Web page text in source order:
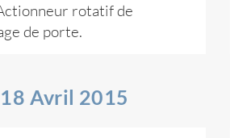
rotatif de
de porte.
Avril 2015